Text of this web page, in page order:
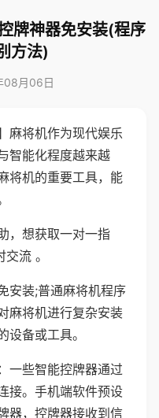
牌神器免安装(程序
方法)
08月06日
麻将机作为现代娱乐
智能化程度越来越
将机的重要工具，能
，想获取一对一指
流 。
安装;普通麻将机程序
麻将机进行复杂安装
备或工具。
一些智能控牌器通过
接。手机端软件预设
器，控牌器接收到信